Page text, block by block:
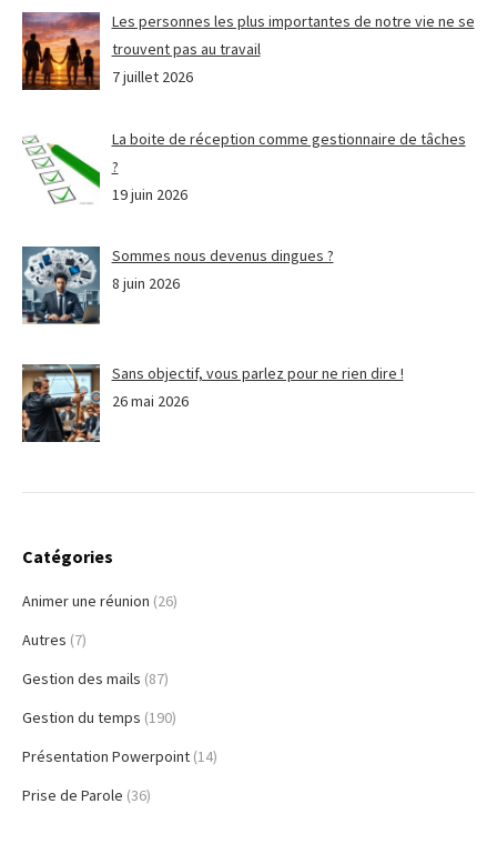
Les personnes les plus importantes de notre vie ne se
trouvent pas au travail
7 juillet 2026
La boite de réception comme gestionnaire de tâches
?
19 juin 2026
Sommes nous devenus dingues ?
8 juin 2026
Sans objectif, vous parlez pour ne rien dire !
26 mai 2026
Catégories
Animer une réunion (26)
Autres (7)
Gestion des mails (87)
Gestion du temps (190)
Présentation Powerpoint (14)
Prise de Parole (36)